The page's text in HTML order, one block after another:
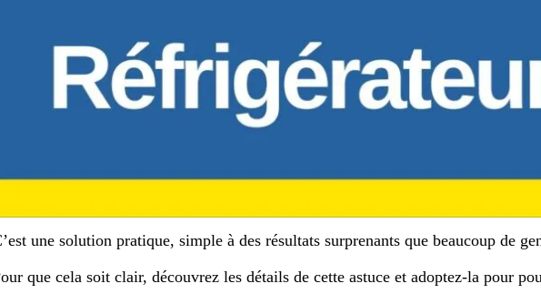
une solution pratique, simple à des résultats surprenants que beaucoup de
que cela soit clair, découvrez les détails de cette astuce et adoptez-la pour